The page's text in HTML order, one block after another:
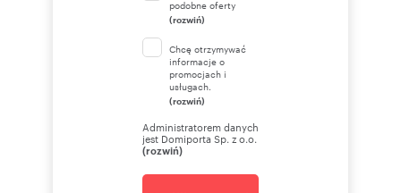
podobne oferty
(rozwiń)
Chcę otrzymywać
informacje o
promocjach i
usługach.
(rozwiń)
Administratorem danych
jest Domiporta Sp. z o.o.
(rozwiń)